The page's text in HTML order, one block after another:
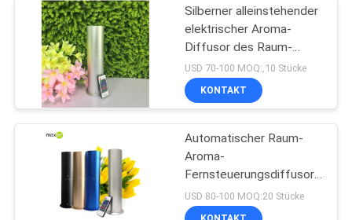
Auto-Luftverteiler
Silberner alleinstehender
elektrischer Aroma-
Diffusor des Raum-
130ML mit
Fernbedienung für Haus
USD 70-100 MOQ:‚10 Stücke
KONTAKT
Automatischer Raum-
Aroma-
Fernsteuerungsdiffusor
für Haus, Japan-Pumpe
und Zerstäuber
USD 80-100 MOQ:20 Stücke